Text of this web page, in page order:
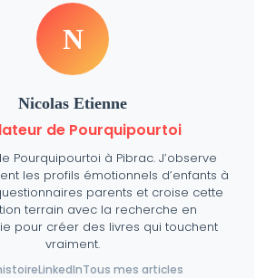
N
Nicolas Etienne
de Pourquipourtoi
Pourquipourtoi à Pibrac. J’observe
les profils émotionnels d’enfants à
parents et croise cette
terrain avec la recherche en
pour créer des livres qui touchent
vraiment.
LinkedInTous mes articles